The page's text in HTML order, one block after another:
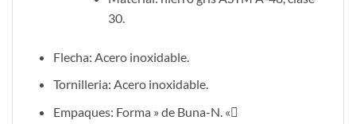
30.
Flecha: Acero inoxidable.
Tornilleria: Acero inoxidable.
Empaques: Forma » de Buna-N. «